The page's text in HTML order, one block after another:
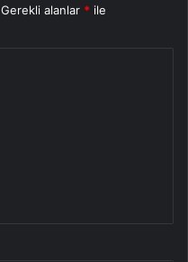
Gerekli alanlar * ile